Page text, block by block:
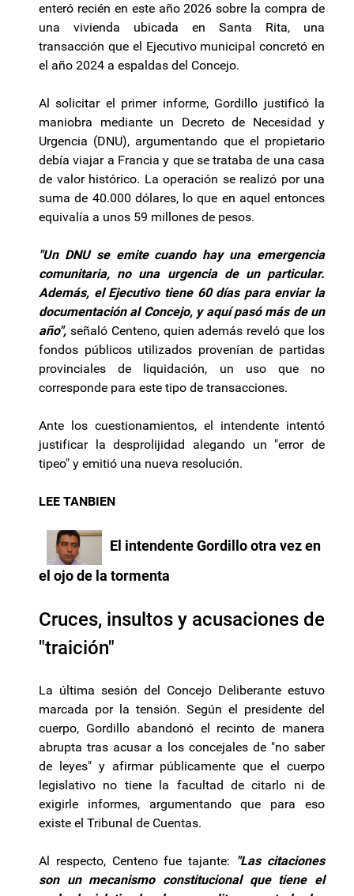
enteró recién en este año 2026 sobre la compra de
una vivienda ubicada en Santa Rita, una
transacción que el Ejecutivo municipal concretó en
el año 2024 a espaldas del Concejo.
Al solicitar el primer informe, Gordillo justificó la
maniobra mediante un Decreto de Necesidad y
Urgencia (DNU), argumentando que el propietario
debía viajar a Francia y que se trataba de una casa
de valor histórico. La operación se realizó por una
suma de 40.000 dólares, lo que en aquel entonces
equivalía a unos 59 millones de pesos.
"Un DNU se emite cuando hay una emergencia
comunitaria, no una urgencia de un particular.
Además, el Ejecutivo tiene 60 días para enviar la
documentación al Concejo, y aquí pasó más de un
año", señaló Centeno, quien además reveló que los
fondos públicos utilizados provenían de partidas
provinciales de liquidación, un uso que no
corresponde para este tipo de transacciones.
Ante los cuestionamientos, el intendente intentó
justificar la desprolijidad alegando un "error de
tipeo" y emitió una nueva resolución.
LEE TANBIEN
El intendente Gordillo otra vez en
el ojo de la tormenta
Cruces, insultos y acusaciones de
"traición"
La última sesión del Concejo Deliberante estuvo
marcada por la tensión. Según el presidente del
cuerpo, Gordillo abandonó el recinto de manera
abrupta tras acusar a los concejales de "no saber
de leyes" y afirmar públicamente que el cuerpo
legislativo no tiene la facultad de citarlo ni de
exigirle informes, argumentando que para eso
existe el Tribunal de Cuentas.
Al respecto, Centeno fue tajante: "Las citaciones
son un mecanismo constitucional que tiene el